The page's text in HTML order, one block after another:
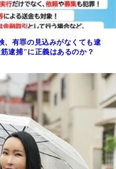
、有罪の見込みがなくても逮
逮捕"に正義はあるのか？